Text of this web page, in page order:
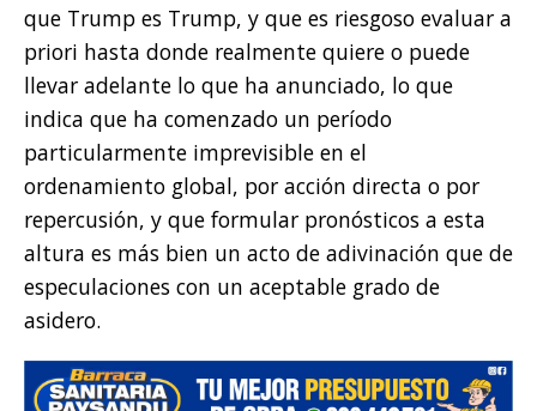
que Trump es Trump, y que es riesgoso evaluar a
priori hasta donde realmente quiere o puede
llevar adelante lo que ha anunciado, lo que
indica que ha comenzado un período
particularmente imprevisible en el
ordenamiento global, por acción directa o por
repercusión, y que formular pronósticos a esta
altura es más bien un acto de adivinación que de
especulaciones con un aceptable grado de
asidero.